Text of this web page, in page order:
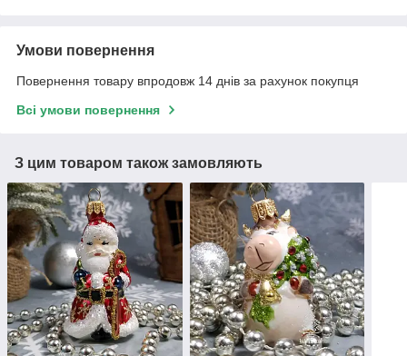
Умови повернення
Повернення товару впродовж 14 днів за рахунок покупця
Всі умови повернення
З цим товаром також замовляють